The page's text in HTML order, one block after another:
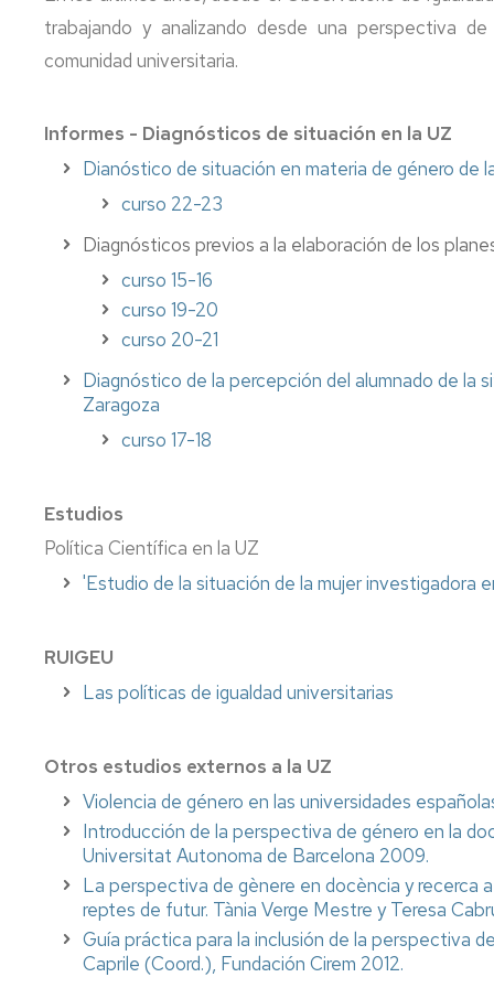
publicitario
audiovisual
trabajando y analizando desde una perspectiva
comunidad universitaria.
Informes - Diagnósticos de situación en la UZ
Dianóstico de situación en materia de género de
curso 22-23
Diagnósticos previos a la elaboración de los
curso 15-16
curso 19-20
curso 20-21
Diagnóstico de la percepción del alumnado de la
Zaragoza
curso 17-18
Estudios
Política Científica en la UZ
'Estudio de la situación de la mujer investigadora
RUIGEU
Las políticas de igualdad universitarias
Otros estudios externos a la UZ
Violencia de género en las universidades
Introducción de la perspectiva de género en la
Universitat Autonoma de Barcelona 2009.
La perspectiva de gènere en docència y recerca
reptes de futur. Tània Verge Mestre y Teresa
Guía práctica para la inclusión de la perspectiva
Caprile (Coord.), Fundación Cirem 2012.